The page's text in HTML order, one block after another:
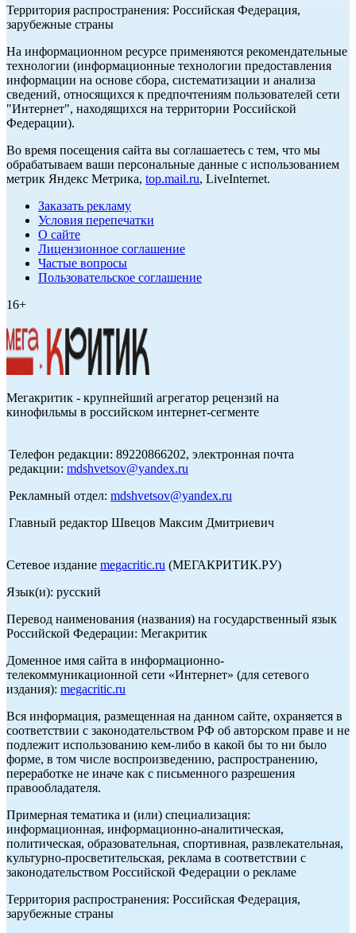
Территория распространения: Российская Федерация,
зарубежные страны
На информационном ресурсе применяются рекомендательные
технологии (информационные технологии предоставления
информации на основе сбора, систематизации и анализа
сведений, относящихся к предпочтениям пользователей сети
"Интернет", находящихся на территории Российской
Федерации).
Во время посещения сайта вы соглашаетесь с тем, что мы
обрабатываем ваши персональные данные с использованием
метрик Яндекс Метрика, top.mail.ru, LiveInternet.
Заказать рекламу
Условия перепечатки
О сайте
Лицензионное соглашение
Частые вопросы
Пользовательское соглашение
16+
Мегакритик - крупнейший агрегатор рецензий на
кинофильмы в российском интернет-сегменте
Телефон редакции: 89220866202, электронная почта
редакции: mdshvetsov@yandex.ru
Рекламный отдел: mdshvetsov@yandex.ru
Главный редактор Швецов Максим Дмитриевич
Сетевое издание megacritic.ru (МЕГАКРИТИК.РУ)
Язык(и): русский
Перевод наименования (названия) на государственный язык
Российской Федерации: Мегакритик
Доменное имя сайта в информационно-
телекоммуникационной сети «Интернет» (для сетевого
издания): megacritic.ru
Вся информация, размещенная на данном сайте, охраняется в
соответствии с законодательством РФ об авторском праве и не
подлежит использованию кем-либо в какой бы то ни было
форме, в том числе воспроизведению, распространению,
переработке не иначе как с письменного разрешения
правообладателя.
Примерная тематика и (или) специализация:
информационная, информационно-аналитическая,
политическая, образовательная, спортивная, развлекательная,
культурно-просветительская, реклама в соответствии с
законодательством Российской Федерации о рекламе
Территория распространения: Российская Федерация,
зарубежные страны